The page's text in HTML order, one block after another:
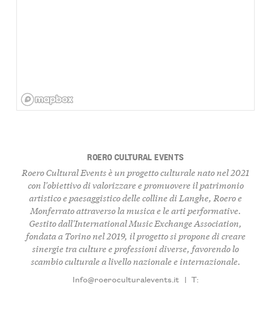
ROERO CULTURAL EVENTS
Roero Cultural Eventsè un progetto culturale nato nel 2021
con l'obiettivo di valorizzare e promuovere il patrimonio
artistico e paesaggistico delle colline di Langhe, Roero e
Monferrato attraverso la musica e le arti performative.
Gestito dall'International Music Exchange Association,
fondata a Torino nel 2019, il progetto si propone di creare
sinergie tra culture e professioni diverse, favorendo lo
scambio culturale a livello nazionale e internazionale.
Info@roeroculturalevents.it | T: